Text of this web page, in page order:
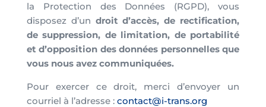
la Protection des Données (RGPD), vous
disposez d’un droit d’accès, de rectification,
de suppression, de limitation, de portabilité
et d’opposition des données personnelles que
vous nous avez communiquées.
Pour exercer ce droit, merci d’envoyer un
courriel à l’adresse : contact@i-trans.org